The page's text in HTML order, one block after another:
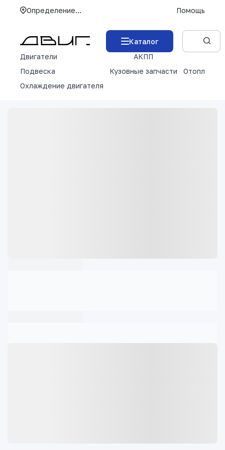
Определение... Помощь
Каталог
Двигатели
АКПП
Подвеска
Кузовные запчасти
Отопление
Охлаждение двигателя